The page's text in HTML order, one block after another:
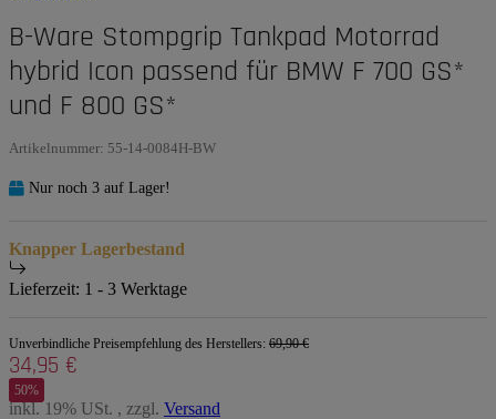
B-Ware Stompgrip Tankpad Motorrad
hybrid Icon passend für BMW F 700 GS*
und F 800 GS*
Artikelnummer: 55-14-0084H-BW
Nur noch 3 auf Lager!
Knapper Lagerbestand
Lieferzeit: 1 - 3 Werktage
Unverbindliche Preisempfehlung des Herstellers: 69,90 €
34,95 €
50%
inkl. 19% USt. , zzgl. Versand